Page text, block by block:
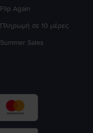
Flip Again
Πληρωμή σε 10 μέρες
Summer Sales